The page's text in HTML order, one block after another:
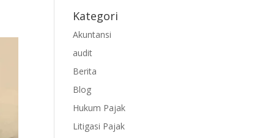
Kategori
Akuntansi
audit
Berita
Blog
Hukum Pajak
Litigasi Pajak